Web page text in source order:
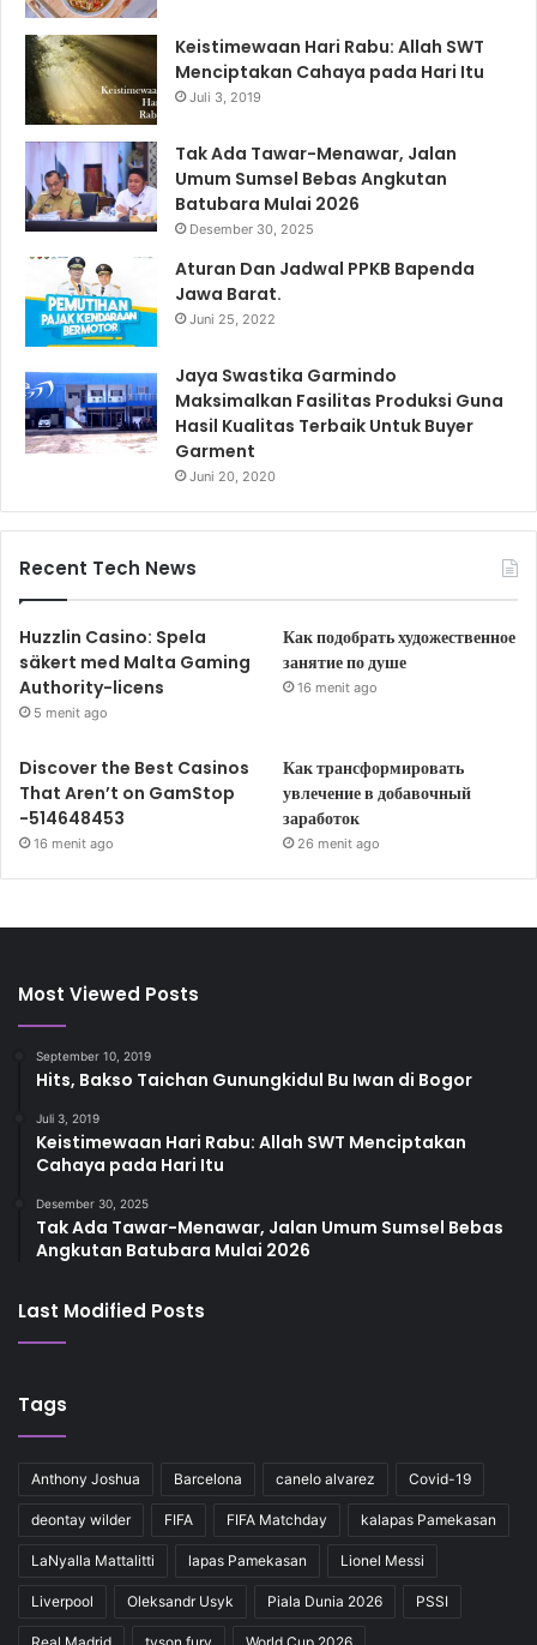
Keistimewaan Hari Rabu: Allah SWT
Menciptakan Cahaya pada Hari Itu
Juli 3, 2019
Tak Ada Tawar-Menawar, Jalan
Umum Sumsel Bebas Angkutan
Batubara Mulai 2026
Desember 30, 2025
Aturan Dan Jadwal PPKB Bapenda
Jawa Barat.
Juni 25, 2022
Jaya Swastika Garmindo
Maksimalkan Fasilitas Produksi Guna
Hasil Kualitas Terbaik Untuk Buyer
Garment
Juni 20, 2020
Recent Tech News
Huzzlin Casino: Spela
säkert med Malta Gaming
Authority-licens
5 menit ago
Как подобрать художественное
занятие по душе
16 menit ago
Discover the Best Casinos
That Aren’t on GamStop
-514648453
16 menit ago
Как трансформировать
увлечение в добавочный
заработок
26 menit ago
Most Viewed Posts
September 10, 2019
Hits, Bakso Taichan Gunungkidul Bu Iwan di Bogor
Juli 3, 2019
Keistimewaan Hari Rabu: Allah SWT Menciptakan
Cahaya pada Hari Itu
Desember 30, 2025
Tak Ada Tawar-Menawar, Jalan Umum Sumsel Bebas
Angkutan Batubara Mulai 2026
Last Modified Posts
Tags
Anthony Joshua Barcelona canelo alvarez Covid-19
deontay wilder FIFA FIFA Matchday kalapas Pamekasan
LaNyalla Mattalitti lapas Pamekasan Lionel Messi
Liverpool Oleksandr Usyk Piala Dunia 2026 PSSI